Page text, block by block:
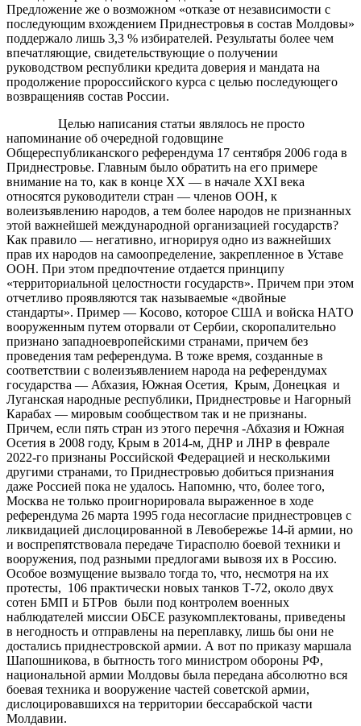
Предложение же о возможном «отказе от независимости с
последующим вхождением Приднестровья в состав Молдовы»
поддержало лишь 3,3 % избирателей. Результаты более чем
впечатляющие, свидетельствующие о получении
руководством республики кредита доверия и мандата на
продолжение пророссийского курса с целью последующего
возвращенияв состав России.
Целью написания статьи являлось не просто
напоминание об очередной годовщине
Общереспубликанского референдума 17 сентября 2006 года в
Приднестровье. Главным было обратить на его примере
внимание на то, как в конце ХХ — в начале ХХI века
относятся руководители стран — членов ООН, к
волеизъявлению народов, а тем более народов не признанных
этой важнейшей международной организацией государств?
Как правило — негативно, игнорируя одно из важнейших
прав их народов на самоопределение, закрепленное в Уставе
ООН. При этом предпочтение отдается принципу
«территориальной целостности государств». Причем при этом
отчетливо проявляются так называемые «двойные
стандарты». Пример — Косово, которое США и войска НАТО
вооруженным путем оторвали от Сербии, скоропалительно
признано западноевропейскими странами, причем без
проведения там референдума. В тоже время, созданные в
соответствии с волеизъявлением народа на референдумах
государства — Абхазия, Южная Осетия, Крым, Донецкая и
Луганская народные республики, Приднестровье и Нагорный
Карабах — мировым сообществом так и не признаны.
Причем, если пять стран из этого перечня -Абхазия и Южная
Осетия в 2008 году, Крым в 2014-м, ДНР и ЛНР в феврале
2022-го признаны Российской Федерацией и несколькими
другими странами, то Приднестровью добиться признания
даже Россией пока не удалось. Напомню, что, более того,
Москва не только проигнорировала выраженное в ходе
референдума 26 марта 1995 года несогласие приднестровцев с
ликвидацией дислоцированной в Левобережье 14-й армии, но
и воспрепятствовала передаче Тирасполю боевой техники и
вооружения, под разными предлогами вывозя их в Россию.
Особое возмущение вызвало тогда то, что, несмотря на их
протесты, 106 практически новых танков Т-72, около двух
сотен БМП и БТРов были под контролем военных
наблюдателей миссии ОБСЕ разукомплектованы, приведены
в негодность и отправлены на переплавку, лишь бы они не
достались приднестровской армии. А вот по приказу маршала
Шапошникова, в бытность того министром обороны РФ,
национальной армии Молдовы была передана абсолютно вся
боевая техника и вооружение частей советской армии,
дислоцировавшихся на территории бессарабской части
Молдавии.